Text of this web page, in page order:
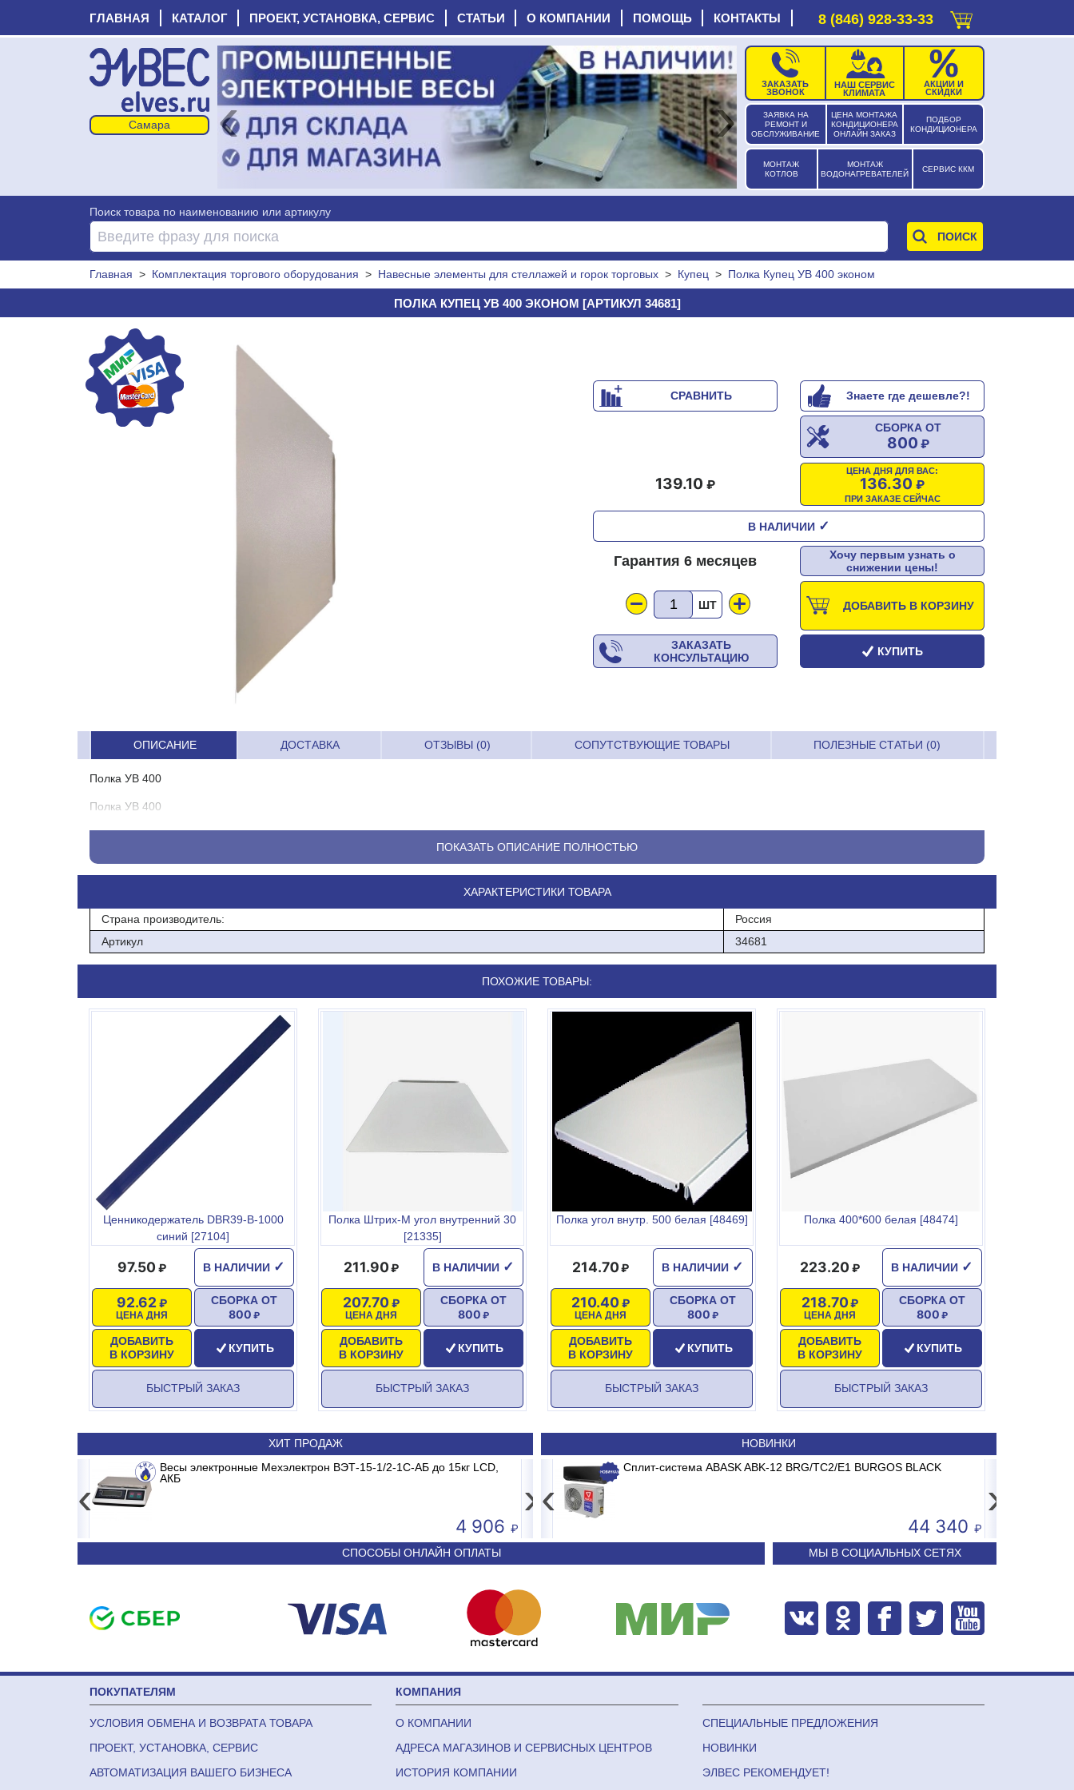
ГЛАВНАЯ КАТАЛОГ ПРОЕКТ, УСТАНОВКА, СЕРВИС СТАТЬИ О КОМПАНИИ ПОМОЩЬ КОНТАКТЫ 8 (846) 928-33-33
ЗАЯВКА НА
РЕМОНТ И
ОБСЛУЖИВАНИЕ
ЦЕНА МОНТАЖА
КОНДИЦИОНЕРА
ОНЛАЙН ЗАКАЗ
ПОДБОР
КОНДИЦИОНЕРА
МОНТАЖ
КОТЛОВ
МОНТАЖ
ВОДОНАГРЕВАТЕЛЕЙ
СЕРВИС ККМ
ЗАКАЗАТЬ
ЗВОНОК
НАШ СЕРВИС
КЛИМАТА
АКЦИИ И
СКИДКИ
‹ ›
Поиск товара по наименованию или артикулу
Главная > Комплектация торгового оборудования > Навесные элементы для стеллажей и горок торговых > Купец > Полка Купец УВ 400 эконом
ПОЛКА КУПЕЦ УВ 400 ЭКОНОМ [АРТИКУЛ 34681]
СРАВНИТЬ Знаете где дешевле?!
СБОРКА ОТ
800
ЦЕНА ДНЯ ДЛЯ ВАС:
136.30
ПРИ ЗАКАЗЕ СЕЙЧАС
139.10
В НАЛИЧИИ ✓
Гарантия 6 месяцев
Хочу первым узнать о
снижении цены!
ШТ ДОБАВИТЬ В КОРЗИНУ
ЗАКАЗАТЬ
КОНСУЛЬТАЦИЮ
КУПИТЬ
ОПИСАНИЕ ДОСТАВКА ОТЗЫВЫ (0) СОПУТСТВУЮЩИЕ ТОВАРЫ ПОЛЕЗНЫЕ СТАТЬИ (0)
Полка УВ 400
Полка УВ 400
ПОКАЗАТЬ ОПИСАНИЕ ПОЛНОСТЬЮ
ХАРАКТЕРИСТИКИ ТОВАРА
Страна производитель:
Россия
Артикул
34681
ПОХОЖИЕ ТОВАРЫ:
Ценникодержатель DBR39-B-1000
синий [27104]
В НАЛИЧИИ ✓
97.50
ЦЕНА ДНЯ
92.62
ДОБАВИТЬ
В КОРЗИНУ
СБОРКА ОТ
800
КУПИТЬ
БЫСТРЫЙ ЗАКАЗ
Полка Штрих-М угол внутренний 30
[21335]
В НАЛИЧИИ ✓
211.90
ЦЕНА ДНЯ
207.70
ДОБАВИТЬ
В КОРЗИНУ
СБОРКА ОТ
800
КУПИТЬ
БЫСТРЫЙ ЗАКАЗ
Полка угол внутр. 500 белая [48469]
В НАЛИЧИИ ✓
214.70
ЦЕНА ДНЯ
210.40
ДОБАВИТЬ
В КОРЗИНУ
СБОРКА ОТ
800
КУПИТЬ
БЫСТРЫЙ ЗАКАЗ
Полка 400*600 белая [48474]
В НАЛИЧИИ ✓
223.20
ЦЕНА ДНЯ
218.70
ДОБАВИТЬ
В КОРЗИНУ
СБОРКА ОТ
800
КУПИТЬ
БЫСТРЫЙ ЗАКАЗ
ХИТ ПРОДАЖ
Весы электронные Мехэлектрон ВЭТ-15-1/2-1С-АБ до 15кг LCD,
АКБ
4 906
Весы электронные CAS PRII -15CD до 15 кг 2/5г
4 593
‹ ›
НОВИНКИ
Сплит-система ABASK ABK/INV-18 MDR/MB2/E1 MADRID INVERTER
50 590
Сплит-система ABASK ABK-12 BRG/TC2/E1 BURGOS BLACK
44 340
‹ ›
СПОСОБЫ ОНЛАЙН ОПЛАТЫ МЫ В СОЦИАЛЬНЫХ СЕТЯХ
ПОКУПАТЕЛЯМ
УСЛОВИЯ ОБМЕНА И ВОЗВРАТА ТОВАРА
ПРОЕКТ, УСТАНОВКА, СЕРВИС
АВТОМАТИЗАЦИЯ ВАШЕГО БИЗНЕСА
КОМПАНИЯ
О КОМПАНИИ
АДРЕСА МАГАЗИНОВ И СЕРВИСНЫХ ЦЕНТРОВ
ИСТОРИЯ КОМПАНИИ
СПЕЦИАЛЬНЫЕ ПРЕДЛОЖЕНИЯ
НОВИНКИ
ЭЛВЕС РЕКОМЕНДУЕТ!